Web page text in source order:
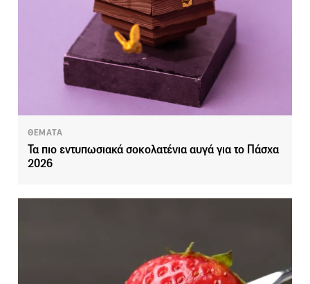
ΘΕΜΑΤΑ
Τα πιο εντυπωσιακά σοκολατένια αυγά για το Πάσχα
2026